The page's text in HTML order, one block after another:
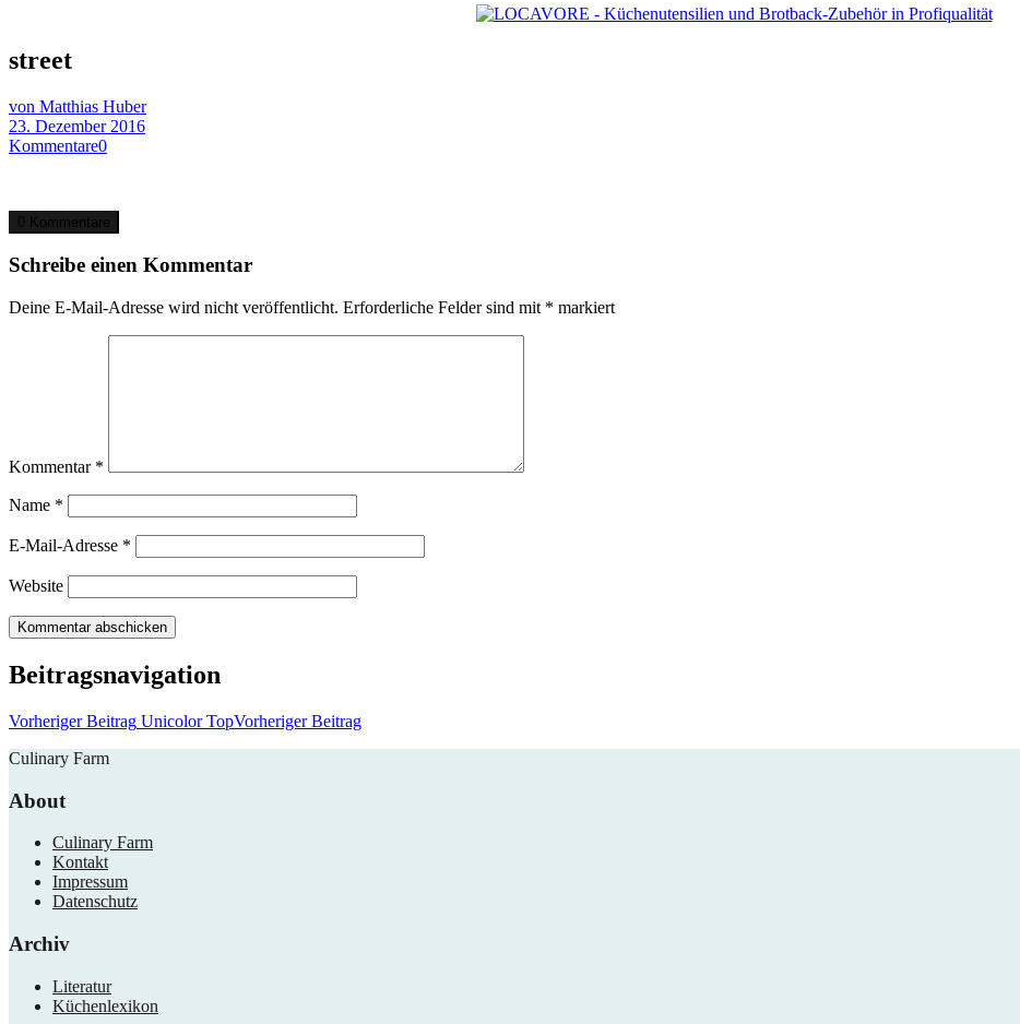
street
von Matthias Huber
23. Dezember 2016
Kommentare0
0 Kommentare
Schreibe einen Kommentar
Deine E-Mail-Adresse wird nicht veröffentlicht. Erforderliche Felder sind mit * markiert
Kommentar *
Name *
E-Mail-Adresse *
Website
Beitragsnavigation
Vorheriger Beitrag Unicolor TopVorheriger Beitrag
Culinary Farm
About
Culinary Farm
Kontakt
Impressum
Datenschutz
Archiv
Literatur
Küchenlexikon